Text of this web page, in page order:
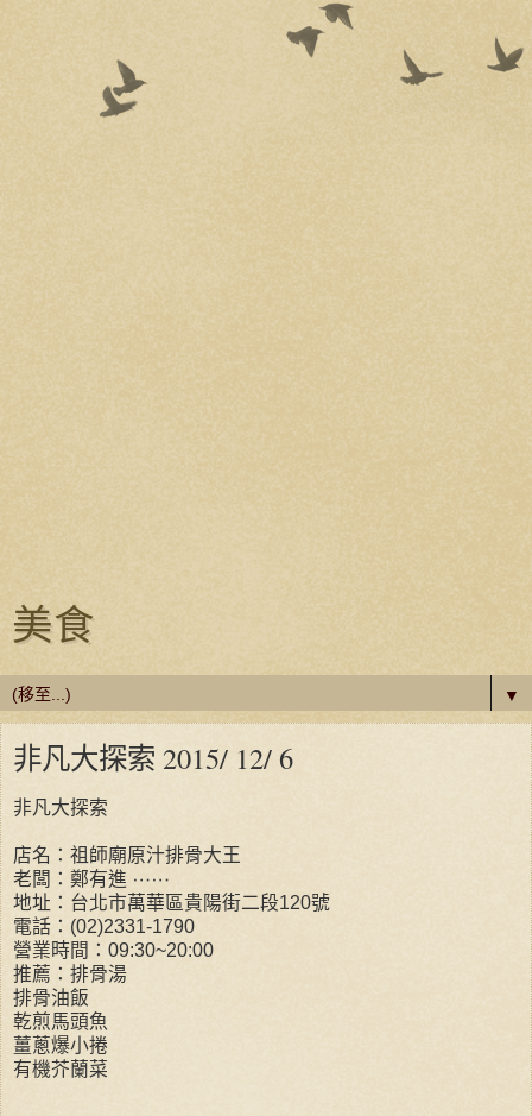
美食
▼
非凡大探索 2015/ 12/ 6
非凡大探索
店名：祖師廟原汁排骨大王
老闆：鄭有進 ⋯⋯
地址：台北市萬華區貴陽街二段120號
電話：(02)2331-1790
營業時間：09:30~20:00
推薦：排骨湯
排骨油飯
乾煎馬頭魚
薑蔥爆小捲
有機芥蘭菜